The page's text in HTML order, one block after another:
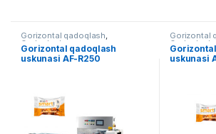
Gorizontal qadoqlash,
Qadoqlash
Gorizontal qadoqlash
uskunasi AF-R250
Gorizontal
Qadoqlash
uskunasi